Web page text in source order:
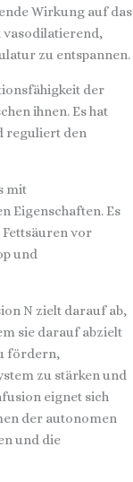
Wirkung auf das
vasodilatierend,
zu entspannen.
der
ihnen. Es hat
reguliert den
mit
Eigenschaften. Es
vor
und
N zielt darauf ab,
sie darauf abzielt
fördern,
zu stärken und
eignet sich
der autonomen
und die